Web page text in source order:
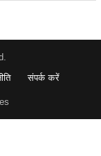
संपर्क करें